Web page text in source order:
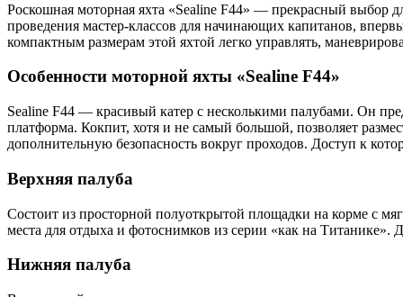
Роскошная моторная яхта «Sealine F44» — прекрасный выбор
проведения мастер-классов для начинающих капитанов,
компактным размерам этой яхтой легко управлять,
Особенности моторной яхты «Sealine F44»
Sealine F44 — красивый катер с несколькими палубами. Он
платформа. Кокпит, хотя и не самый большой, позволяет
дополнительную безопасность вокруг проходов. Доступ к
Верхняя палуба
Состоит из просторной полуоткрытой площадки на корме с
места для отдыха и фотоснимков из серии «как на Титанике».
Нижняя палуба